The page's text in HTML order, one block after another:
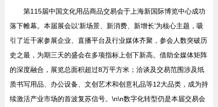
第115届中国文化用品商品交易会于上海新国际博览中心成功
落下帷幕。本届展会以‘新场景、新消费、新增长’为核心主题，吸
引了近千家参展企业、直播平台及行业媒体齐聚，参会人数突破历
史之最，为期三天的盛会在多项指标上创下新高。借助全媒体矩阵
的深度融合，展览总面积超过8万平方米；洽谈及交易范围涉及纸
质书写用品、办公设备、文创艺术和创意礼品等12大品类，成为持
续激活产业市场的首波复苏信号。\n\n数字化转型仍是本届交易会